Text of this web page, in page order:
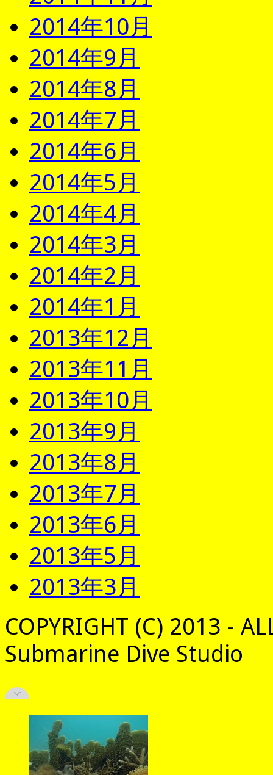
2014年10月
2014年9月
2014年8月
2014年7月
2014年6月
2014年5月
2014年4月
2014年3月
2014年2月
2014年1月
2013年12月
2013年11月
2013年10月
2013年9月
2013年8月
2013年7月
2013年6月
2013年5月
2013年3月
COPYRIGHT (C) 2013 -
Submarine Dive Studio